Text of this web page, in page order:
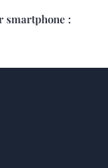
smartphone :